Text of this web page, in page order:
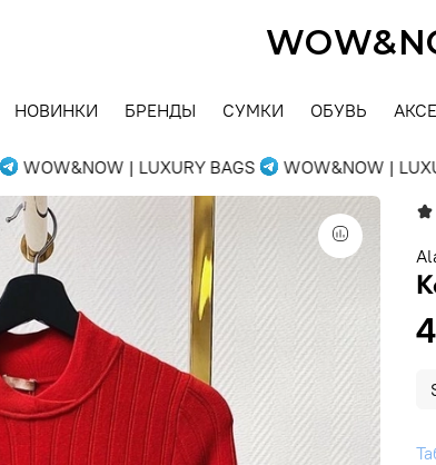
НОВИНКИ БРЕНДЫ СУМКИ ОБУВЬ
WOW&NOW | LUXURY BAGS WOW&NOW |